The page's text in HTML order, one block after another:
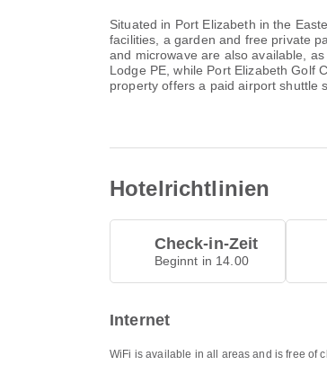
Situated in Port Elizabeth in the
facilities, a garden and free private
and microwave are also available,
Lodge PE, while Port Elizabeth Golf
property offers a paid airport shuttle
Hotelrichtlinien
Check-in-Zeit
Beginnt in 14.00
Internet
WiFi is available in all areas and is free of